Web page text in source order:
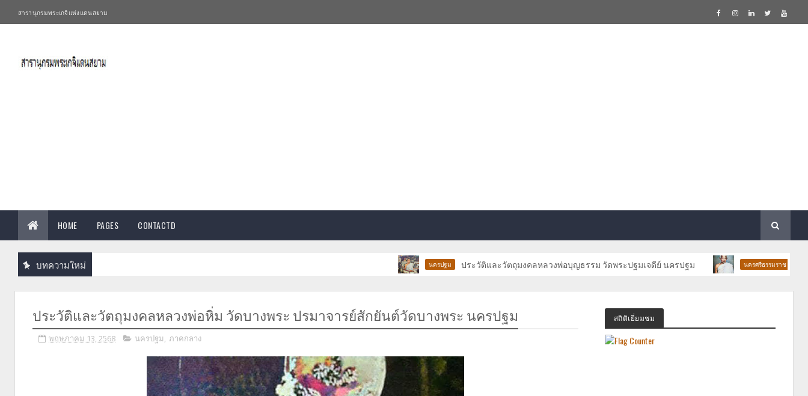
สารานุกรมพระเกจิแห่งแดนสยาม
HOME PAGES CONTACTD
บทความใหม่ นครปฐม ประวัติและวัตถุมงคลหลวงพ่อบุญธรรม วัดพระปฐมเจดีย์ นครปฐม นครศรีธรรมราช ประวัติและ
ประวัติและวัตถุมงคลหลวงพ่อหิ่ม วัดบางพระ ปรมาจารย์สักยันต์วัดบางพระ นครปฐม
พฤษภาคม 13, 2568 นครปฐม, ภาคกลาง
สถิติเยี่ยมชม